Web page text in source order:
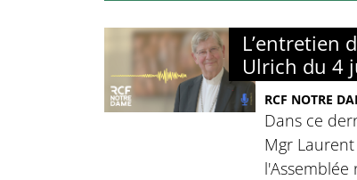
L’entretien
Ulrich du 4
RCF NOTRE
Dans ce
Mgr